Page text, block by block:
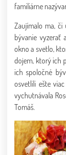
familiárne
Zaujímalo ma,
bývanie vyzerať
okno a svetlo,
dojem, ktorý ich
ich spoločné
osvetlili ešte
vychutnávala
Tomáš.